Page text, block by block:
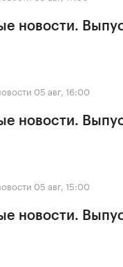
новости.
05 авг, 16:00
новости.
05 авг, 15:00
новости.